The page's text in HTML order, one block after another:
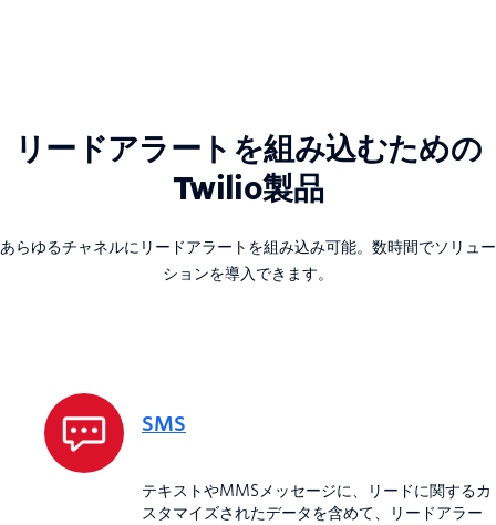
リードアラートを組み込むための
Twilio製品
あらゆるチャネルにリードアラートを組み込み可能。数時間でソリュー
ションを導入できます。
SMS
テキストやMMSメッセージに、リードに関するカ
スタマイズされたデータを含めて、リードアラー